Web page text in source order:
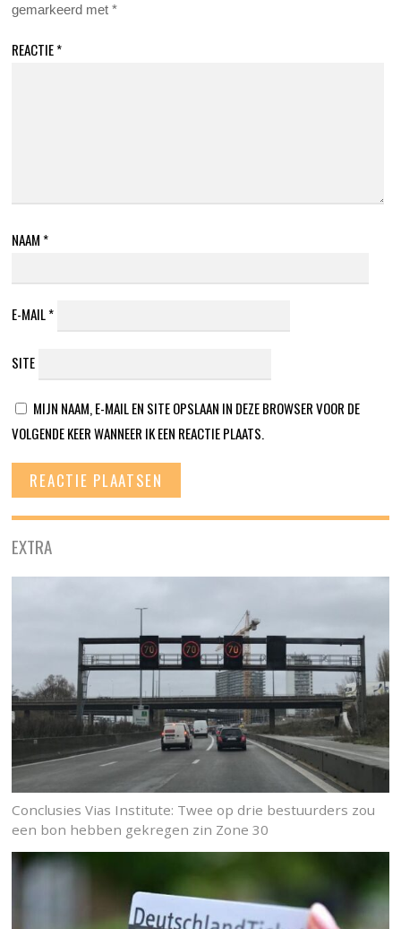
gemarkeerd met*
REACTIE*
NAAM *
E-MAIL*
SITE
MIJN NAAM, E-MAIL EN SITE OPSLAAN IN DEZE BROWSER VOOR DE
VOLGENDE KEER WANNEER IK EEN REACTIE PLAATS.
EXTRA
Conclusies Vias Institute: Twee op drie bestuurders zou
een bon hebben gekregen zin Zone 30